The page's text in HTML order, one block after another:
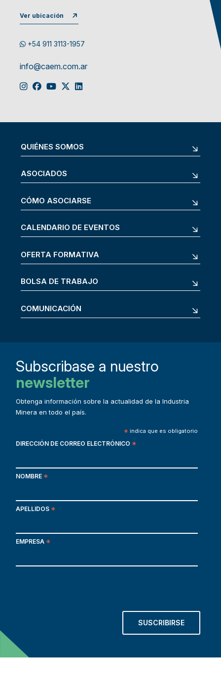
Ver ubicación
+54 911 3113-1957
info@caem.com.ar
QUIÉNES SOMOS
ASOCIADOS
CÓMO ASOCIARSE
CALENDARIO DE EVENTOS
OFERTA FORMATIVA
BOLSA DE TRABAJO
COMUNICACIÓN
Subscribase a nuestro
newsletter
Obtenga información sobre la actualidad de la Industria
Minera en todo el país.
* indica que es obligatorio
DIRECCIÓN DE CORREO ELECTRÓNICO *
NOMBRE *
APELLIDOS *
EMPRESA *